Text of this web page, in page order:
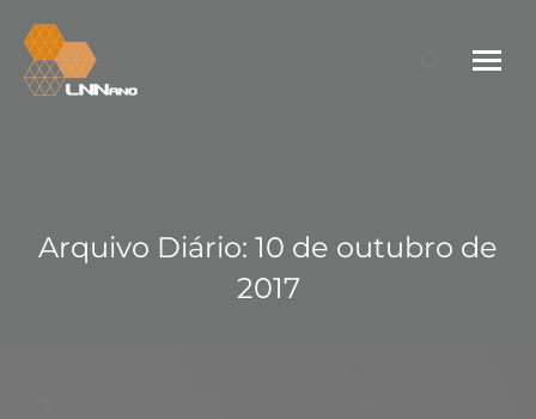
Search:
Arquivo Diário: 10 de outubro de
2017